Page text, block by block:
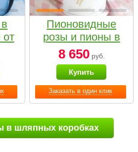
от
Заказать в один клик
Пионовидные
розы и пионы в
белой коробке
Small
8 650руб.
Купить
в шляпных коробках